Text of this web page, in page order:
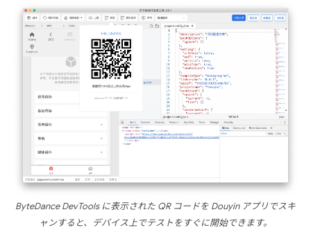
ByteDance DevTools に表示された QR コードを Douyin アプリでスキ
ャンすると、デバイス上でテストをすぐに開始できます。